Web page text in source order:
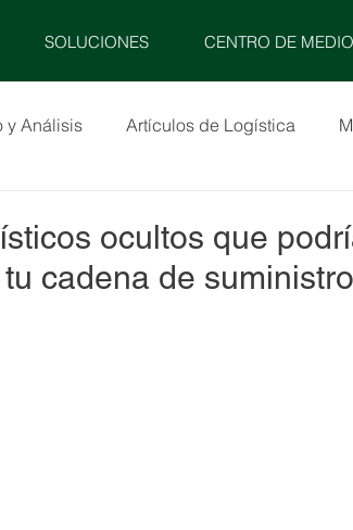
SOLUCIONES CENTRO DE
y Análisis Artículos de Logística
ocultos que
cadena de suministro